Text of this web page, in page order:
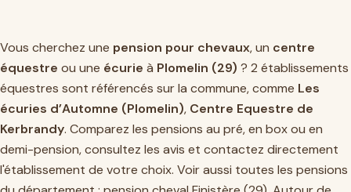
Vous cherchez une pension pour chevaux, un centre
équestre ou une écurie à Plomelin (29) ? 2 établissements
équestres sont référencés sur la commune, comme Les
écuries d’Automne (Plomelin), Centre Equestre de
Kerbrandy. Comparez les pensions au pré, en box ou en
demi-pension, consultez les avis et contactez directement
l'établissement de votre choix. Voir aussi toutes les pensions